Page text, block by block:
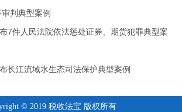
判典型案例
7件人民法院依法惩处证券、期货犯罪典型案
长江流域水生态司法保护典型案例
© 2019 税收法宝 版权所有